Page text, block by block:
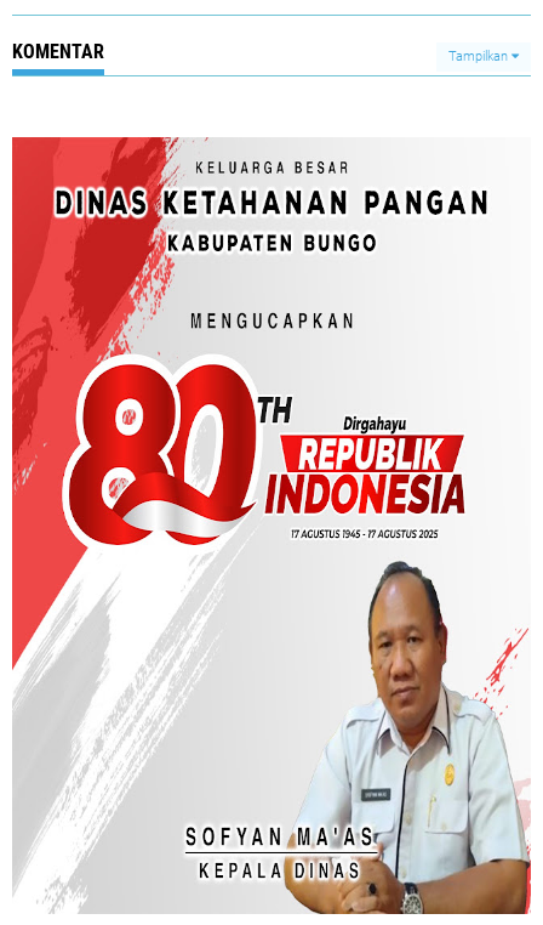
KOMENTAR Tampilkan